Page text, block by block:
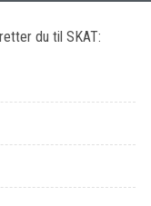
du til SKAT: